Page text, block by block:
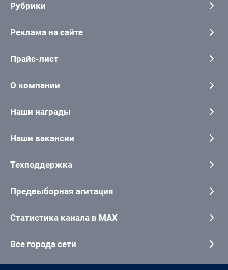
Рубрики
Реклама на сайте
Прайс-лист
О компании
Наши награды
Наши вакансии
Техподдержка
Предвыборная агитация
Статистика канала в MAX
Все города сети